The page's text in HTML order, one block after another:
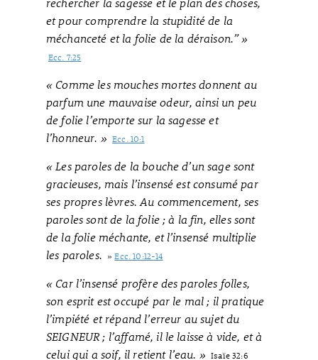
et pour comprendre la stupidité de la
méchanceté et la folie de la déraison.” »
Ecc. 7:25
« Comme les mouches mortes donnent au
parfum une mauvaise odeur, ainsi un peu
de folie l’emporte sur la sagesse et
l’honneur. » Ecc. 10:1
« Les paroles de la bouche d’un sage sont
gracieuses, mais l’insensé est consumé par
ses propres lèvres. Au commencement, ses
paroles sont de la folie ; à la fin, elles sont
de la folie méchante, et l’insensé multiplie
les paroles. »Ecc. 10:12-14
« Car l’insensé profère des paroles folles,
son esprit est occupé par le mal ; il pratique
l’impiété et répand l’erreur au sujet du
SEIGNEUR ; l’affamé, il le laisse à vide, et à
celui qui a soif, il retient l’eau. » Isaïe 32:6